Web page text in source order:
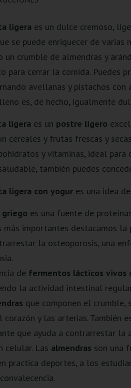
ligeraes un dulce cremoso,
se puede enriquecer de varias
un crumble de almendras y
para cerrar la comida. Puedes
avellanas y pistachos
es, de hecho, igualmente
ligeraes un postre ligero
cereales y frutas frescas y
y vitaminas, ideal para
también puedes
ligera con yogures una idea
es una fuente de
más importantes destacamos
la osteoporosis, una
de fermentos lácticos vivos
la actividad intestinal
que componen el crumble,
corazón y las arterias. También
que ayuda a contrarrestar la
celular. Las almendras son una
practica deportes, a los